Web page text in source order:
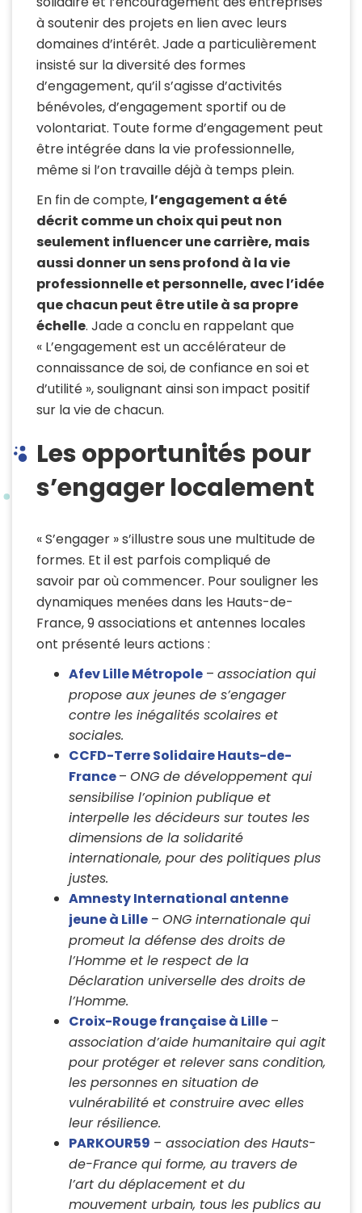
à soutenir des projets en lien avec leurs
domaines d’intérêt. Jade a particulièrement
insisté sur la diversité des formes
d’engagement, qu’il s’agisse d’activités
bénévoles, d’engagement sportif ou de
volontariat. Toute forme d’engagement peut
être intégrée dans la vie professionnelle,
même si l’on travaille déjà à temps plein.
En fin de compte, l’engagement a été
décrit comme un choix qui peut non
seulement influencer une carrière, mais
aussi donner un sens profond à la vie
professionnelle et personnelle, avec l’idée
que chacun peut être utile à sa propre
échelle. Jade a conclu en rappelant que
« L’engagement est un accélérateur de
connaissance de soi, de confiance en soi et
d’utilité », soulignant ainsi son impact positif
sur la vie de chacun.
Les opportunités pour
s’engager localement
« S’engager » s’illustre sous une multitude de
formes. Et il est parfois compliqué de
savoir par où commencer. Pour souligner les
dynamiques menées dans les Hauts-de-
France, 9 associations et antennes locales
ont présenté leurs actions :
Afev Lille Métropole – association qui
propose aux jeunes de s’engager
contre les inégalités scolaires et
sociales.
CCFD-Terre Solidaire Hauts-de-
France– ONG de développement qui
sensibilise l’opinion publique et
interpelle les décideurs sur toutes les
dimensions de la solidarité
internationale, pour des politiques plus
justes.
Amnesty International antenne
jeuneà Lille – ONG internationale qui
promeut la défense des droits de
l’Homme et le respect de la
Déclaration universelle des droits de
l’Homme.
Croix-Rouge française à Lille –
association d’aide humanitaire qui agit
pour protéger et relever sans condition,
les personnes en situation de
vulnérabilité et construire avec elles
leur résilience.
PARKOUR59 – association des Hauts-
de-France qui forme, au travers de
l’art du déplacement et du
mouvement urbain, tous les publics au